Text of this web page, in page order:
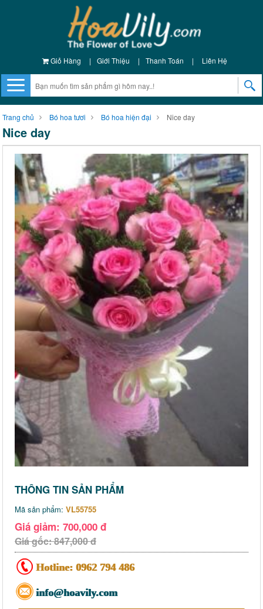
Giỏ Hàng | Giới Thiệu | Thanh Toán | Liên Hệ
Trang chủ Bó hoa tươi Bó hoa hiện đại Nice day
Nice day
THÔNG TIN SẢN PHẨM
Mã sản phẩm: VL55755
Giá giảm: 700,000 đ
Giá gốc: 847,000 đ
Hotline: 0962 794 486
info@hoavily.com